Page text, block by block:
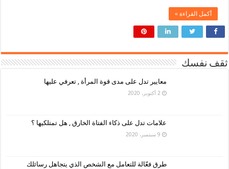
أكمل القراءة »
ثقف نفسك
معايير تدل على مدى قوة المرأة , تعرفي عليها
2 أكتوبر، 2020
علامات تدل على ذكاء الفتاة الخارق , هل تمتلكيها ؟
9 سبتمبر، 2020
طرق فعّالة للتعامل مع الشخص الذي يتجاهل رسائلك